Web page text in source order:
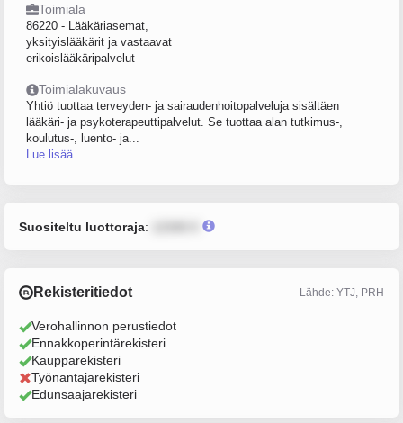
Toimiala
86220 - Lääkäriasemat,
yksityislääkärit ja vastaavat
erikoislääkäripalvelut
Toimialakuvaus
Yhtiö tuottaa terveyden- ja sairaudenhoitopalveluja sisältäen
lääkäri- ja psykoterapeuttipalvelut. Se tuottaa alan tutkimus-,
koulutus-, luento- ja...
Lue lisää
Suositeltu luottoraja:
Rekisteritiedot Lähde: YTJ, PRH
Verohallinnon perustiedot
Ennakkoperintärekisteri
Kaupparekisteri
Työnantajarekisteri
Edunsaajarekisteri